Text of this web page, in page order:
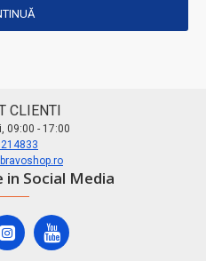
CLIENTI
09:00 - 17:00
Social Media